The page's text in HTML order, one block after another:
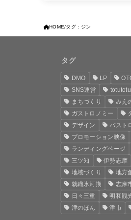
HOME タグ : ジン
タグ
DMO LP
SNS運営
totutotu
まちづくり
みえ
ガストロノミー
デザイン
バスト
プロモーション映像
ランディングページ
三ツ知
伊勢志摩
地域づくり
地方
就職氷河期
志摩
日々三重
明和観
津のほん
津市